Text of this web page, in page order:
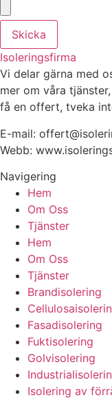
Skicka
Isoleringsfirma
Vi delar gärna med
mer om våra
få en offert, tveka
E-mail:
Webb: www.
Navigering
Hem
Om Oss
Tjänster
Hem
Om Oss
Tjänster
Brandisolering
Fasadisolering
Fuktisolering
Golvisolering
Isolering av